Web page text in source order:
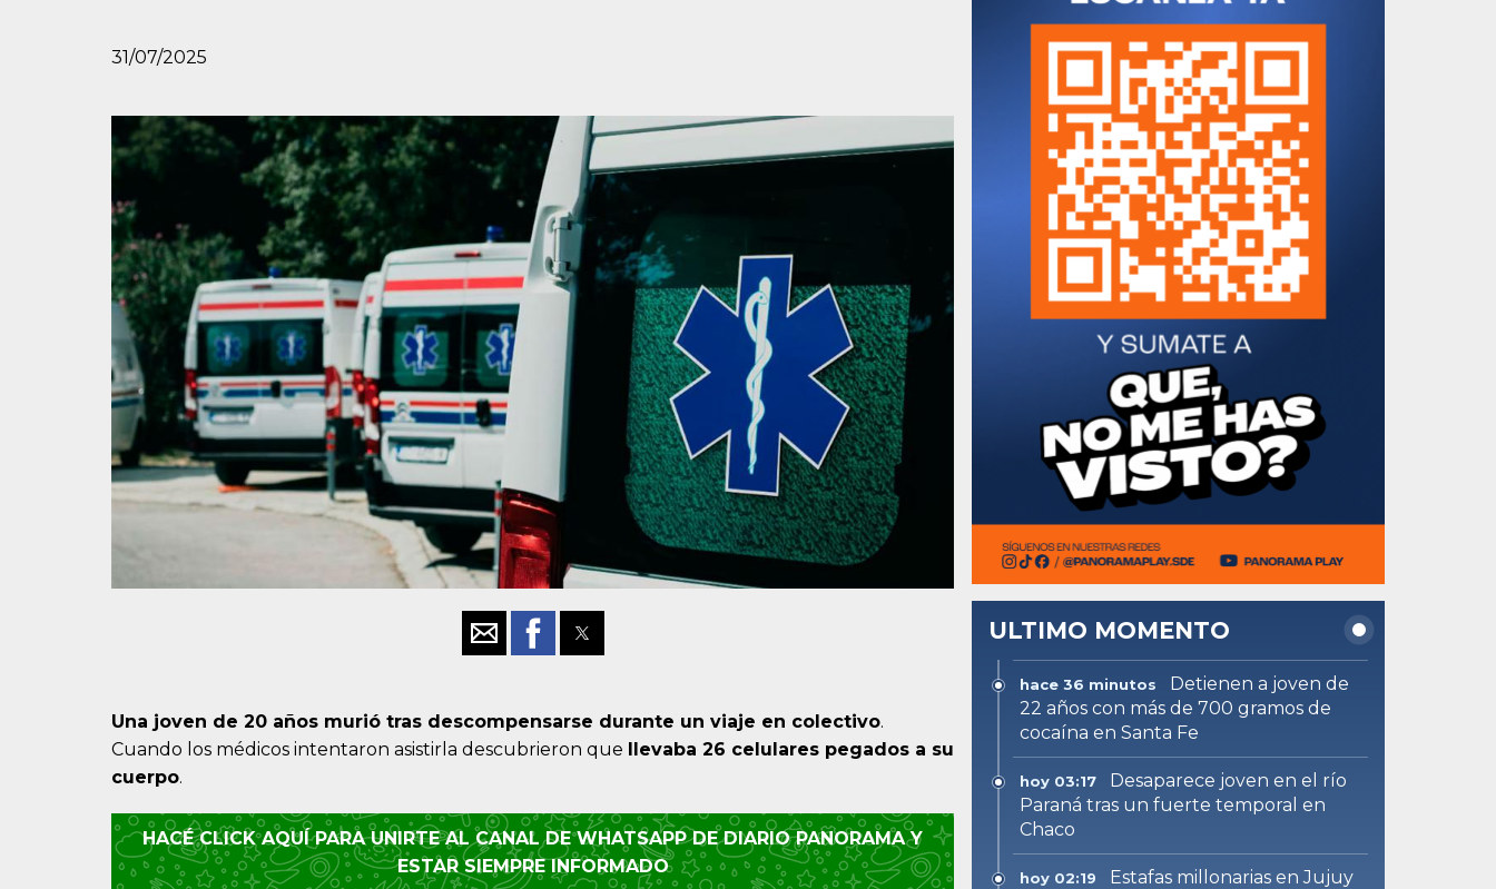
31/07/2025
Una joven de 20 años murió tras descompensarse durante un viaje en colectivo.
Cuando los médicos intentaron asistirla descubrieron que
llevaba 26 celulares pegados a su
cuerpo.
HACÉ CLICK AQUÍ PARA UNIRTE AL CANAL DE WHATSAPP DE DIARIO PANORAMA Y
ESTAR SIEMPRE INFORMADO
ULTIMO MOMENTO
hace 36 minutos
Detienen a joven de
22 años con más de 700 gramos de
cocaína en Santa Fe
hoy 03:17
Desaparece joven en el río
Paraná tras un fuerte temporal en
Chaco
hoy 02:19
Estafas millonarias en Jujuy